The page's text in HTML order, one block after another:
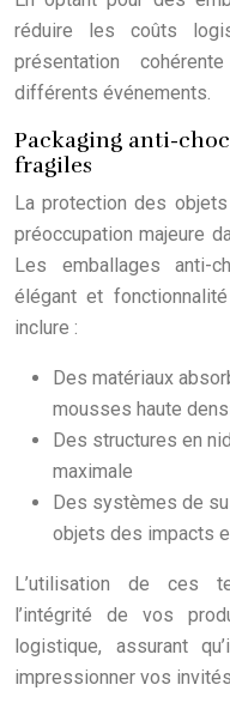
réduire les coûts
présentation
différents événements.
Packaging anti-
fragiles
La protection des
préoccupation majeure
Les emballages anti-
élégant et
inclure :
Des matériaux
mousses haute
Des structures en
maximale
Des systèmes de
objets des impacts
L’utilisation de ces
l’intégrité de vos
logistique, assurant
impressionner vos